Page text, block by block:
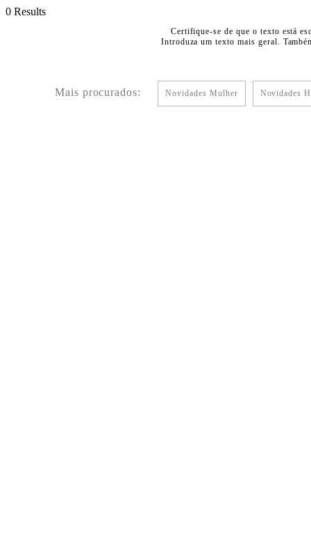
0 Results
Certifique-se de que o texto está
Introduza um texto mais geral.
Mais procurados: Novidades Mulher Novidades